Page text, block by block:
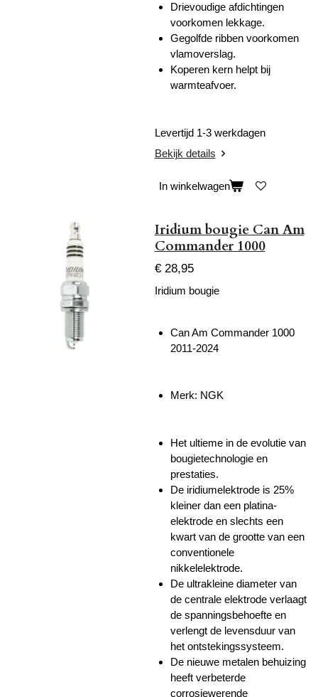
Drievoudige afdichtingen
voorkomen lekkage.
Gegolfde ribben voorkomen
vlamoverslag.
Koperen kern helpt bij
warmteafvoer.
Levertijd 1-3 werkdagen
Bekijk details
In winkelwagen
Iridium bougie Can Am
Commander 1000
€ 28,95
Iridium bougie
Can Am Commander 1000
2011-2024
Merk: NGK
Het ultieme in de evolutie van
bougietechnologie en
prestaties.
De iridiumelektrode is 25%
kleiner dan een platina-
elektrode en slechts een
kwart van de grootte van een
conventionele
nikkelelektrode.
De ultrakleine diameter van
de centrale elektrode verlaagt
de spanningsbehoefte en
verlengt de levensduur van
het ontstekingssysteem.
De nieuwe metalen behuizing
heeft verbeterde
corrosiewerende